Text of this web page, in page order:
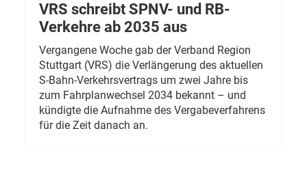
VRS schreibt SPNV- und RB-
Verkehre ab 2035 aus
Vergangene Woche gab der Verband Region
Stuttgart (VRS) die Verlängerung des aktuellen
S-Bahn-Verkehrsvertrags um zwei Jahre bis
zum Fahrplanwechsel 2034 bekannt – und
kündigte die Aufnahme des Vergabeverfahrens
für die Zeit danach an.